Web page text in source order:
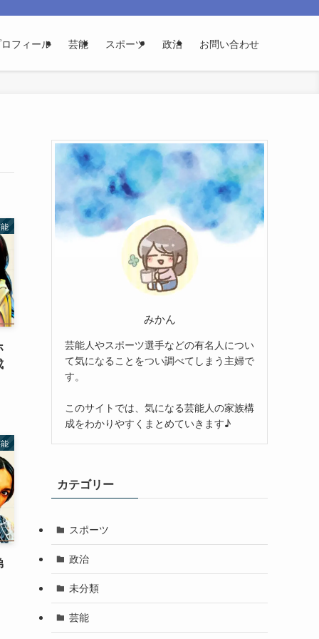
フィール 芸能 スポーツ 政治 お問い合わせ
みかん
芸能人やスポーツ選手などの有名人につい
て気になることをつい調べてしまう主婦で
す。
このサイトでは、気になる芸能人の家族構
成をわかりやすくまとめていきます♪
カテゴリー
スポーツ
政治
未分類
芸能